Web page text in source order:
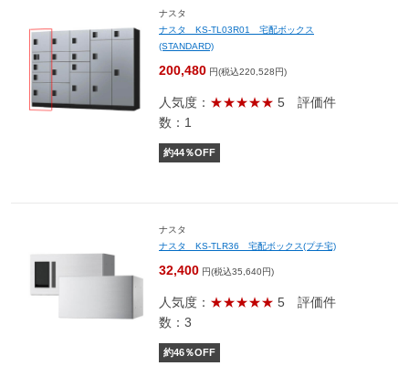
ナスタ
ナスタ KS-TL03R01 宅配ボックス
(STANDARD)
200,480 円(税込220,528円)
人気度： ★★★★★ 5 評価件
数：1
約44％OFF
ナスタ
ナスタ KS-TLR36 宅配ボックス(プチ宅)
32,400 円(税込35,640円)
人気度： ★★★★★ 5 評価件
数：3
約46％OFF